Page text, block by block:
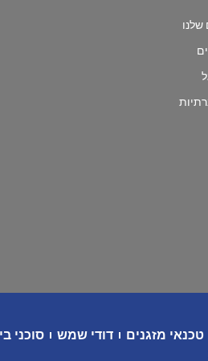
שלנו
טכנאי מזגנים דודי שמש סוכני